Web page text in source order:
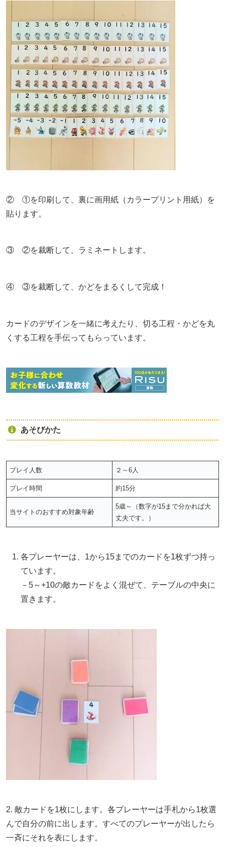
② ①を印刷して、裏に画用紙（カラープリント用紙）を
貼ります。
③ ②を裁断して、ラミネートします。
④ ③を裁断して、かどをまるくして完成！
カードのデザインを一緒に考えたり、切る工程・かどを丸
くする工程を手伝ってもらっています。
あそびかた
プレイ人数 ２～6人
プレイ時間 約15分
当サイトのおすすめ対象年齢
5歳～（数字が15まで分かれば大
丈夫です。）
各プレーヤーは、1から15までのカードを1枚ずつ持っ
ています。
－5～+10の敵カードをよく混ぜて、テーブルの中央に
置きます。
2. 敵カードを1枚にします。各プレーヤーは手札から1枚選
んで自分の前に出します。すべてのプレーヤーが出したら
一斉にそれを表にします。